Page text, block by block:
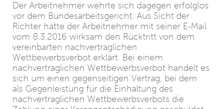
Der Arbeitnehmer wehrte sich dagegen erfolglos
vor dem Bundesarbeitsgericht. Aus Sicht der
Richter hatte der Arbeitnehmer mit seiner E-Mail
vom 8.3.2016 wirksam den Rücktritt von dem
vereinbarten nachvertraglichen
Wettbewerbsverbot erklärt. Bei einem
nachvertraglichen Wettbewerbsverbot handelt es
sich um einen gegenseitigen Vertrag, bei dem
als Gegenleistung für die Einhaltung des
nachvertraglichen Wettbewerbsverbots die